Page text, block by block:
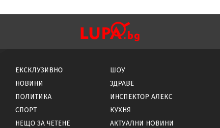
ЕКСКЛУЗИВНО
НОВИНИ
ПОЛИТИКА
СПОРТ
НЕЩО ЗА ЧЕТЕНЕ
ШОУ
ЗДРАВЕ
ИНСПЕКТОР АЛЕКС
КУХНЯ
АКТУАЛНИ НОВИНИ